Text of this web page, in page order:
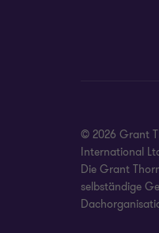
© 2026 Grant
International
Die Grant
selbständige